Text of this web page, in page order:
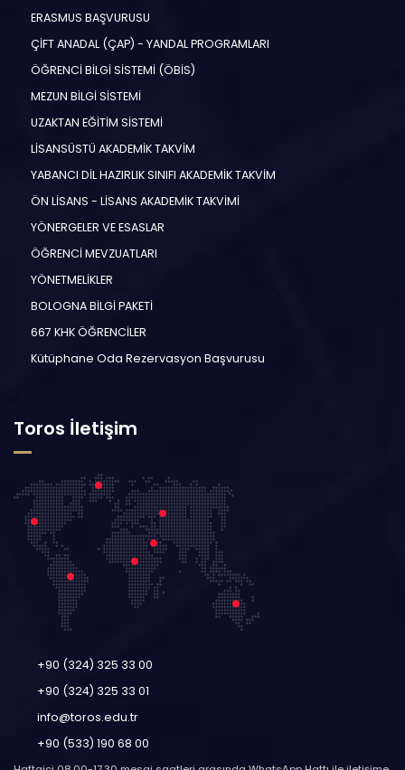
ERASMUS BAŞVURUSU
ÇİFT ANADAL (ÇAP) - YANDAL PROGRAMLARI
ÖĞRENCİ BİLGİ SİSTEMİ (ÖBİS)
MEZUN BİLGİ SİSTEMİ
UZAKTAN EĞİTİM SİSTEMİ
LİSANSÜSTÜ AKADEMİK TAKVİM
YABANCI DİL HAZIRLIK SINIFI AKADEMİK TAKVİM
ÖN LİSANS - LİSANS AKADEMİK TAKVİMİ
YÖNERGELER VE ESASLAR
ÖĞRENCİ MEVZUATLARI
YÖNETMELİKLER
BOLOGNA BİLGİ PAKETİ
667 KHK ÖĞRENCİLER
Kütüphane Oda Rezervasyon Başvurusu
Toros İletişim
+90 (324) 325 33 00
+90 (324) 325 33 01
info@toros.edu.tr
+90 (533) 190 68 00